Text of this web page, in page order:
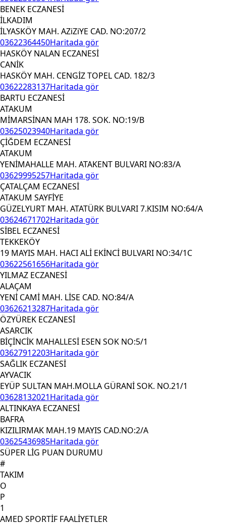
BENEK ECZANESİ
İLKADIM
İLYASKÖY MAH. AZiZiYE CAD. NO:207/2
03622364450Haritada gör
HASKÖY NALAN ECZANESİ
CANİK
HASKÖY MAH. CENGİZ TOPEL CAD. 182/3
03622283137Haritada gör
BARTU ECZANESİ
ATAKUM
MİMARSİNAN MAH 178. SOK. NO:19/B
03625023940Haritada gör
ÇİĞDEM ECZANESİ
ATAKUM
YENİMAHALLE MAH. ATAKENT BULVARI NO:83/A
03629995257Haritada gör
ÇATALÇAM ECZANESİ
ATAKUM SAYFİYE
GÜZELYURT MAH. ATATÜRK BULVARI 7.KISIM NO:64/A
03624671702Haritada gör
SİBEL ECZANESİ
TEKKEKÖY
19 MAYIS MAH. HACI ALİ EKİNCİ BULVARI NO:34/1C
03622561656Haritada gör
YILMAZ ECZANESİ
ALAÇAM
YENİ CAMİ MAH. LİSE CAD. NO:84/A
03626213287Haritada gör
ÖZYÜREK ECZANESİ
ASARCIK
BİÇİNCİK MAHALLESİ ESEN SOK NO:5/1
03627912203Haritada gör
SAĞLIK ECZANESİ
AYVACIK
EYÜP SULTAN MAH.MOLLA GÜRANİ SOK. NO.21/1
03628132021Haritada gör
ALTINKAYA ECZANESİ
BAFRA
KIZILIRMAK MAH.19 MAYIS CAD.NO:2/A
03625436985Haritada gör
SÜPER LİG PUAN DURUMU
#
TAKIM
O
P
1
AMED SPORTİF FAALİYETLER